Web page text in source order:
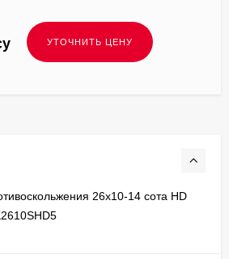
26x10-14 сота HD